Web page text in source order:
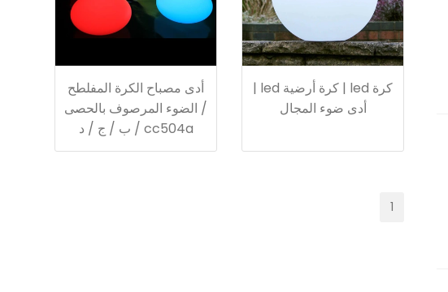
كرة led | كرة أرضية led |
أدى ضوء المجال
أدى مصباح الكرة المفلطح
/ الضوء المرصوف بالحصى
cc504a / ب / ج / د
1